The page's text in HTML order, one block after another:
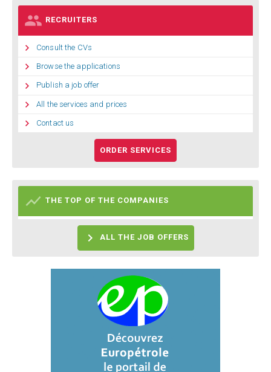
 RECRUITERS
 Consult the CVs
 Browse the applications
 Publish a job offer
 All the services and prices
 Contact us
ORDER SERVICES
 THE TOP OF THE COMPANIES
 ALL THE JOB OFFERS